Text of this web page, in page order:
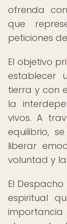
ofrenda
que
peticiones
El objetivo
establecer
tierra y con
la
vivos. A
equilibrio,
liberar
voluntad y
El
espiritual